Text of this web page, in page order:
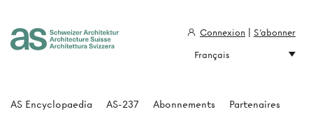
AS Encyclopaedia AS-237 Abonnements
Partenaires
Connexion
S'abonner
Français